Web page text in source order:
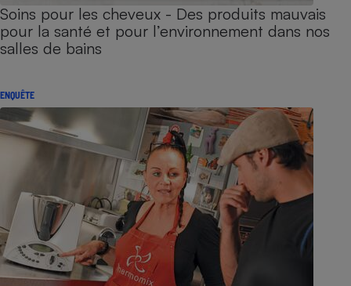
Soins pour les cheveux - Des produits mauvais
pour la santé et pour l’environnement dans nos
salles de bains
ENQUÊTE